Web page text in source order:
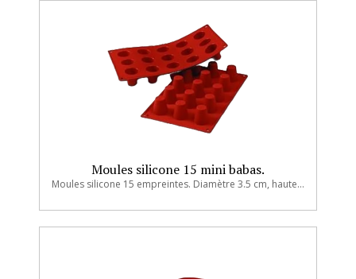
Moules silicone 15 mini babas.
Moules silicone 15 empreintes. Diamètre 3.5 cm, hauteur 3.8 cm.